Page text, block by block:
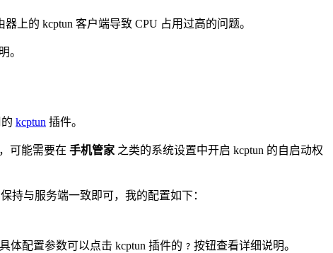
上的 kcptun 客户端导致 CPU 占用过高的问题。
。
kcptun 插件。
可能需要在 手机管家 之类的系统设置中开启 kcptun 的自启动权
持与服务端一致即可，我的配置如下：
体配置参数可以点击 kcptun 插件的 ? 按钮查看详细说明。